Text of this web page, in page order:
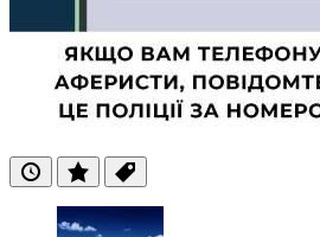
ОстанніПопулярні
Теги